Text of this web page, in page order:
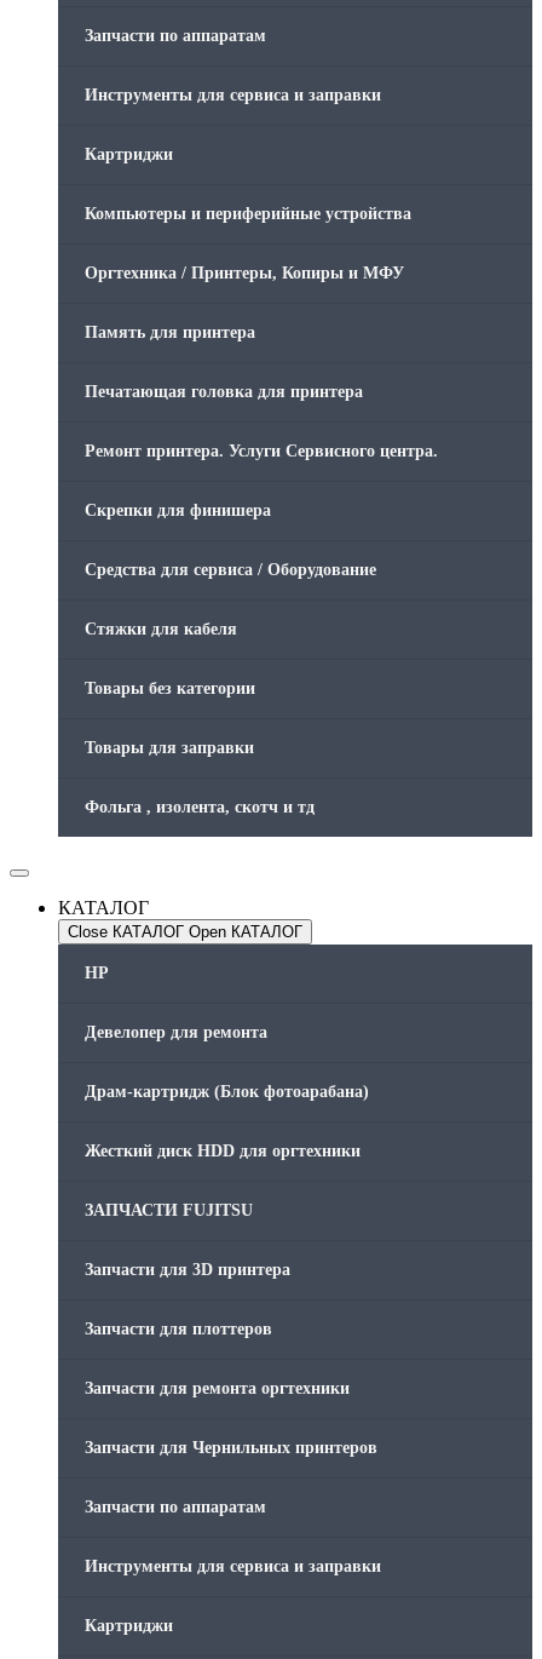
Запчасти по аппаратам
Инструменты для сервиса и заправки
Картриджи
Компьютеры и периферийные устройства
Оргтехника / Принтеры, Копиры и МФУ
Память для принтера
Печатающая головка для принтера
Ремонт принтера. Услуги Сервисного центра.
Скрепки для финишера
Средства для сервиса / Оборудование
Стяжки для кабеля
Товары без категории
Товары для заправки
Фольга , изолента, скотч и тд
КАТАЛОГ
Close КАТАЛОГ Open КАТАЛОГ
HP
Девелопер для ремонта
Драм-картридж (Блок фотоарабана)
Жесткий диск HDD для оргтехники
ЗАПЧАСТИ FUJITSU
Запчасти для 3D принтера
Запчасти для плоттеров
Запчасти для ремонта оргтехники
Запчасти для Чернильных принтеров
Запчасти по аппаратам
Инструменты для сервиса и заправки
Картриджи